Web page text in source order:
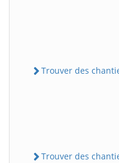
Trouver des
Trouver des